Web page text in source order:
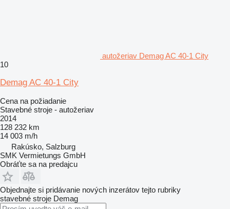
autožeriav Demag AC 40-1 City
10
Demag AC 40-1 City
Cena na požiadanie
Stavebné stroje - autožeriav
2014
128 232 km
14 003 m/h
Rakúsko, Salzburg
SMK Vermietungs GmbH
Obráťte sa na predajcu
Objednajte si pridávanie nových inzerátov tejto rubriky
stavebné stroje Demag